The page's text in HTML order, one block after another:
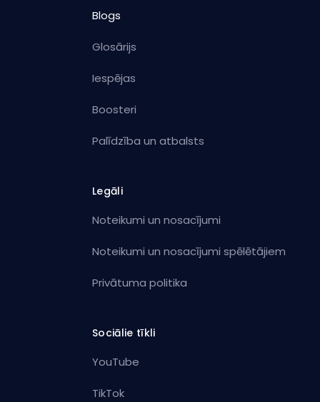
Blogs
Glosārijs
Iespējas
Boosteri
Palīdzība un atbalsts
Legāli
Noteikumi un nosacījumi
Noteikumi un nosacījumi spēlētājiem
Privātuma politika
Sociālie tīkli
YouTube
TikTok